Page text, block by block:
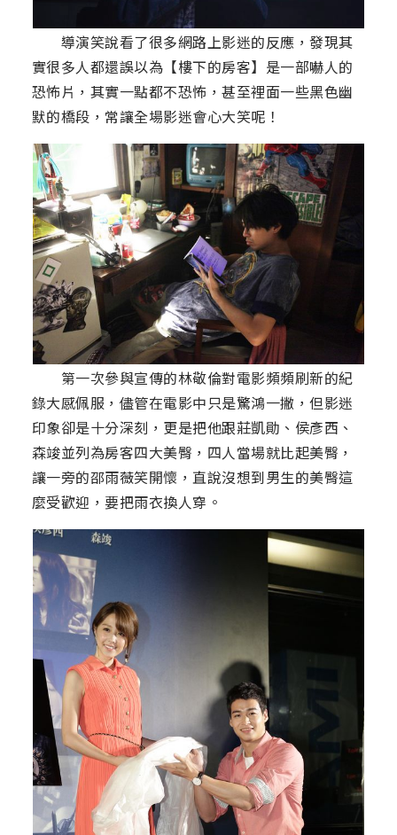
導演笑說看了很多網路上影迷的反應，發現其
實很多人都還誤以為【樓下的房客】是一部嚇人的
恐怖片，其實一點都不恐怖，甚至裡面一些黑色幽
默的橋段，常讓全場影迷會心大笑呢！
第一次參與宣傳的林敬倫對電影頻頻刷新的紀
錄大感佩服，儘管在電影中只是驚鴻一撇，但影迷
印象卻是十分深刻，更是把他跟莊凱勛、侯彥西、
森竣並列為房客四大美臀，四人當場就比起美臀，
讓一旁的邵雨薇笑開懷，直說沒想到男生的美臀這
麼受歡迎，要把雨衣換人穿。